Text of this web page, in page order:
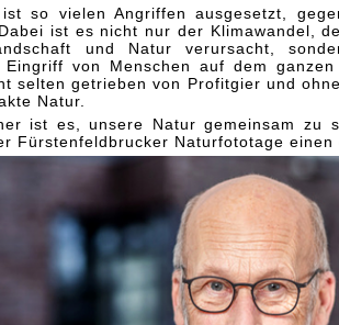
so vielen Angriffen ausgesetzt,
ist es nicht nur der Klimawandel,
und Natur verursacht,
Eingriff von Menschen auf dem
selten getrieben von Profitgier und
Natur.
ist es, unsere Natur gemeinsam zu
Fürstenfeldbrucker Naturfototage einen